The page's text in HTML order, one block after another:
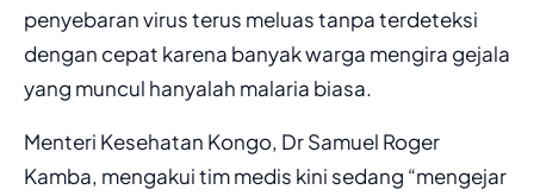
penyebaran virus terus meluas tanpa terdeteksi
dengan cepat karena banyak warga mengira gejala
yang muncul hanyalah malaria biasa.
Menteri Kesehatan Kongo, Dr Samuel Roger
Kamba, mengakui tim medis kini sedang “mengejar